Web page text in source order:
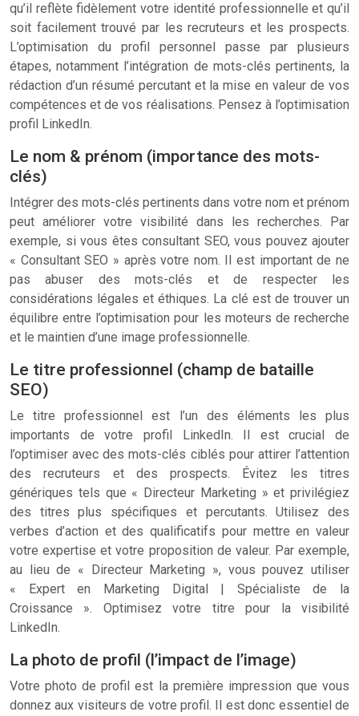
qu’il reflète fidèlement votre identité professionnelle et qu’il
soit facilement trouvé par les recruteurs et les prospects.
L’optimisation du profil personnel passe par plusieurs
étapes, notamment l’intégration de mots-clés pertinents, la
rédaction d’un résumé percutant et la mise en valeur de vos
compétences et de vos réalisations. Pensez à l’optimisation
profil LinkedIn.
Le nom & prénom (importance des mots-
clés)
Intégrer des mots-clés pertinents dans votre nom et prénom
peut améliorer votre visibilité dans les recherches. Par
exemple, si vous êtes consultant SEO, vous pouvez ajouter
« Consultant SEO » après votre nom. Il est important de ne
pas abuser des mots-clés et de respecter les
considérations légales et éthiques. La clé est de trouver un
équilibre entre l’optimisation pour les moteurs de recherche
et le maintien d’une image professionnelle.
Le titre professionnel (champ de bataille
SEO)
Le titre professionnel est l’un des éléments les plus
importants de votre profil LinkedIn. Il est crucial de
l’optimiser avec des mots-clés ciblés pour attirer l’attention
des recruteurs et des prospects. Évitez les titres
génériques tels que « Directeur Marketing » et privilégiez
des titres plus spécifiques et percutants. Utilisez des
verbes d’action et des qualificatifs pour mettre en valeur
votre expertise et votre proposition de valeur. Par exemple,
au lieu de « Directeur Marketing », vous pouvez utiliser
« Expert en Marketing Digital | Spécialiste de la
Croissance ». Optimisez votre titre pour la visibilité
LinkedIn.
La photo de profil (l’impact de l’image)
Votre photo de profil est la première impression que vous
donnez aux visiteurs de votre profil. Il est donc essentiel de